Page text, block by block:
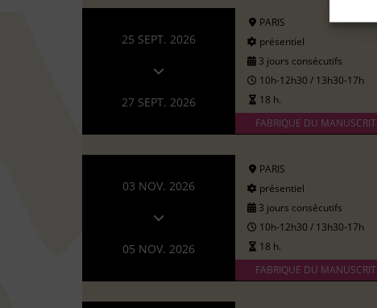
25 SEPT. 2026
27 SEPT. 2026
PARIS
présentiel
3 jours consécutifs
10h-12h30 / 13h30-17h
18 h.
FABRIQUE DU MANUSCRIT
03 NOV. 2026
05 NOV. 2026
PARIS
présentiel
3 jours consécutifs
10h-12h30 / 13h30-17h
18 h.
FABRIQUE DU MANUSCRIT